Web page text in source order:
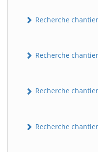
Recherche
Recherche
Recherche
Recherche